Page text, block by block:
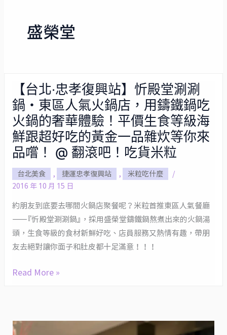
盛榮堂
【台北‧忠孝復興站】忻殿堂涮涮
鍋・東區人氣火鍋店，用鑄鐵鍋吃
火鍋的奢華體驗！平價生食等級海
鮮跟超好吃的黃金一品雜炊等你來
品嚐！ @ 翻滾吧！吃貨米粒
台北美食 , 捷運忠孝復興站 , 米粒吃什麼
/
2016 年 10 月 15 日
約朋友到底要去哪間火鍋店聚餐呢？米粒首推東區人氣餐廳
——『忻殿堂涮涮鍋』，採用盛榮堂鑄鐵鍋熬煮出來的火鍋湯
頭，生食等級的食材新鮮好吃、店員服務又熱情有趣，帶朋
友去絕對讓你面子和肚皮都十足滿意！！！
【台
北‧
忠
孝
復
興
站】
忻
殿
涮
涮
東
火
Read More »